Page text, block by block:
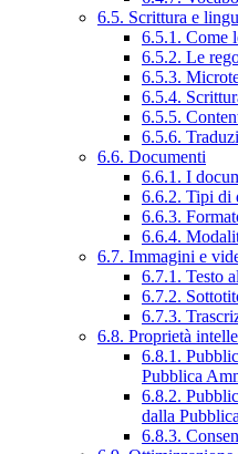
6.5. Scrittura e
6.5.1. Come
6.5.2. Le
6.5.3.
6.5.4.
6.5.5.
6.5.6.
6.6. Documenti
6.6.1. I
6.6.2. Tipi di
6.6.3.
6.6.4.
6.7. Immagini e
6.7.1. Testo
6.7.2.
6.7.3.
6.8. Proprietà
6.8.1.
Pubblica
6.8.2.
dalla
6.8.3.